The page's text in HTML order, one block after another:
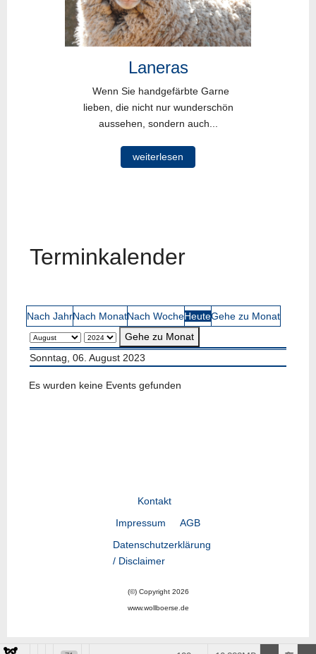
Laneras
Wenn Sie handgefärbte Garne
lieben, die nicht nur wunderschön
aussehen, sondern auch...
weiterlesen
Terminkalender
Nach JahrNach MonatNach WocheHeuteGehe zu Monat
Gehe zu Monat
Sonntag, 06. August 2023
Es wurden keine Events gefunden
Kontakt
Impressum
AGB
Datenschutzerklärung
/ Disclaimer
(©) Copyright 2026
www.wollboerse.de